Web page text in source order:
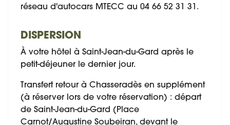
réseau d'autocars MTECC au 04 66 52 31 31.
DISPERSION
À votre hôtel à Saint-Jean-du-Gard après le
petit-déjeuner le dernier jour.
Transfert retour à Chasseradès en supplément
(à réserver lors de votre réservation) : départ
de Saint-Jean-du-Gard (Place
Carnot/Augustine Soubeiran, devant le